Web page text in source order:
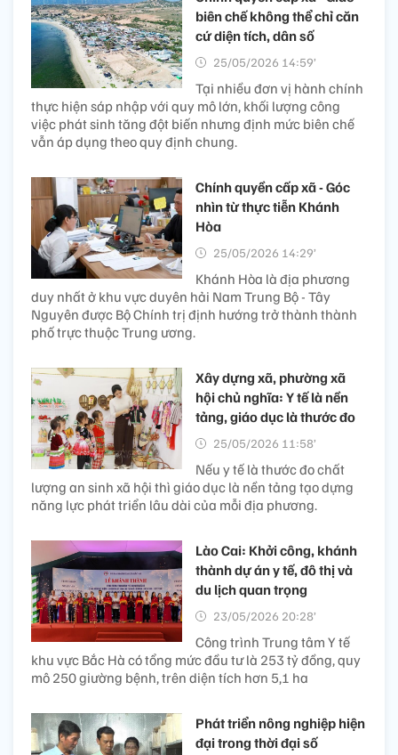
biên chế không thể chỉ căn
cứ diện tích, dân số
25/05/2026 14:59’
Tại nhiều đơn vị hành chính
thực hiện sáp nhập với quy mô lớn, khối lượng công
việc phát sinh tăng đột biến nhưng định mức biên chế
vẫn áp dụng theo quy định chung.
Chính quyền cấp xã - Góc
nhìn từ thực tiễn Khánh
Hòa
25/05/2026 14:29’
Khánh Hòa là địa phương
duy nhất ở khu vực duyên hải Nam Trung Bộ - Tây
Nguyên được Bộ Chính trị định hướng trở thành thành
phố trực thuộc Trung ương.
Xây dựng xã, phường xã
hội chủ nghĩa: Y tế là nền
tảng, giáo dục là thước đo
25/05/2026 11:58’
Nếu y tế là thước đo chất
lượng an sinh xã hội thì giáo dục là nền tảng tạo dựng
năng lực phát triển lâu dài của mỗi địa phương.
Lào Cai: Khởi công, khánh
thành dự án y tế, đô thị và
du lịch quan trọng
23/05/2026 20:28’
Công trình Trung tâm Y tế
khu vực Bắc Hà có tổng mức đầu tư là 253 tỷ đồng, quy
mô 250 giường bệnh, trên diện tích hơn 5,1 ha
Phát triển nông nghiệp hiện
đại trong thời đại số